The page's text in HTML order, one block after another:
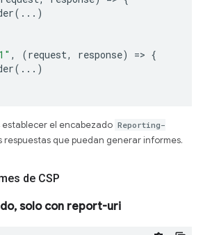
(...)
, (request, response) => {
(...)
establecer el encabezado Reporting-
respuestas que puedan generar informes.
de CSP
solo con report-uri